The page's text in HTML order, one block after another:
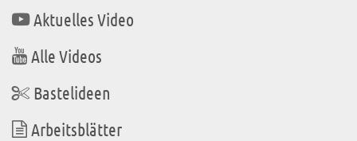
Aktuelles Video
Alle Videos
Bastelideen
Arbeitsblätter